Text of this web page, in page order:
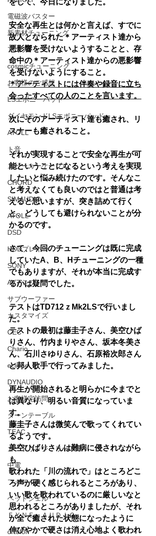
電磁波バスター
新素材チューニング
アンプ
cosmicチューニング
お客様のご感想
LSエボニーパッド
ダイヤモンドLSエボニーパッド
ATOLL
ト音
スピーカーケーブル
CHORD
SIMAUDIO
ATOLL
DSD
HDDプレヤー
SONY
AVアンプ
サブウーファー
カスタマイズ
CEC
Chario
eclipse
DYNAUDIO
お客様宅訪問
ターンテーブル
TEAC
カートリッジ・リード線
中電
フォノイコ
ヘッドシェル
ＦＹＮＥ ＡＵＤＩＯ
ortofon
をして、今日になりました。
安全な再生とは何かと言えば、すでに
故人となられた＊アーティスト達から
悪影響を受けないようすることと、存
命中の＊アーティスト達からの悪影響
を受けないようにすること。
＊アーティストには伴奏や録音に立ち
会ったすべての人のことを言います。
次にそのアーティスト達も癒され、リ
スナーも癒されること。
それが実現することで安全な再生が可
能ということになるという考えを実現
したいと悩み続けたのです。そんなこ
と考えなくても良いのではと普通は考
えると思いますが、突き詰めて行く
と、どうしても避けられないことが分
かるのです。
さて、今回のチューニングは既に完成
していたA、B、Hチューニングの一種
でもありますが、それが本当に完成す
るかは疑問でした。
テストはTD712ｚMk2LSで行いまし
た。
テストの最初は藤圭子さん、美空ひば
りさん、竹内まりやさん、坂本冬美さ
ん、石川さゆりさん、石原裕次郎さん
と邦人歌手で行ってみました。
再生が開始されると明らかに今までと
は異なり、明るい音質になっていま
す。
藤圭子さんは微笑んで歌ってくれてい
るようです。
美空ひばりさんは難病に侵されながら
も
歌われた「川の流れで」はところどこ
ろ声が硬く感じられるところがあり、
いい歌を歌われているのに厳しいなと
思われるところがありましたが、それ
が全て癒された状態になったように
伸びやかで硬さは消え心地よく歌われ